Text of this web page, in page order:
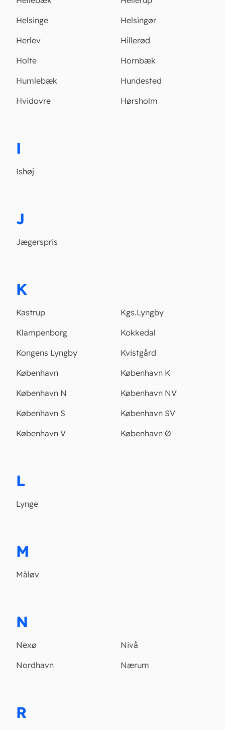
Helsinge
Helsingør
Herlev
Hillerød
Holte
Hornbæk
Humlebæk
Hundested
Hvidovre
Hørsholm
I
Ishøj
J
Jægerspris
K
Kastrup
Kgs.Lyngby
Klampenborg
Kokkedal
Kongens Lyngby
Kvistgård
København
København K
København N
København NV
København S
København SV
København V
København Ø
L
Lynge
M
Måløv
N
Nexø
Nivå
Nordhavn
Nærum
R